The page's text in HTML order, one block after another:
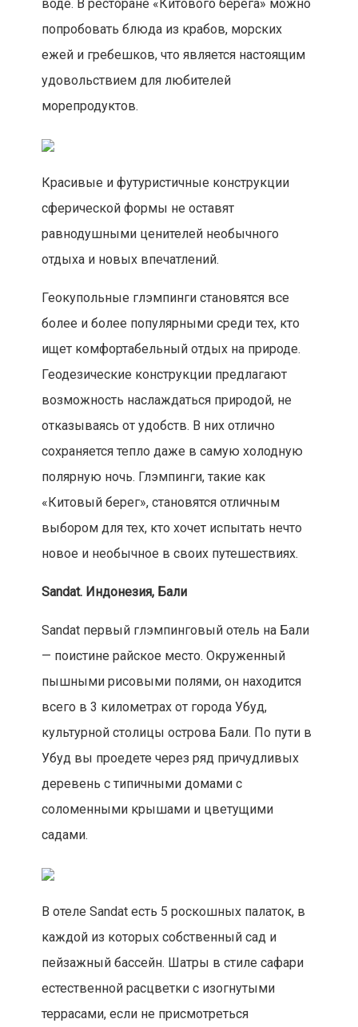
воде. В ресторане «Китового берега» можно
попробовать блюда из крабов, морских
ежей и гребешков, что является настоящим
удовольствием для любителей
морепродуктов.
Красивые и футуристичные конструкции
сферической формы не оставят
равнодушными ценителей необычного
отдыха и новых впечатлений.
Геокупольные глэмпинги становятся все
более и более популярными среди тех, кто
ищет комфортабельный отдых на природе.
Геодезические конструкции предлагают
возможность наслаждаться природой, не
отказываясь от удобств. В них отлично
сохраняется тепло даже в самую холодную
полярную ночь. Глэмпинги, такие как
«Китовый берег», становятся отличным
выбором для тех, кто хочет испытать нечто
новое и необычное в своих путешествиях.
Sandat. Индонезия, Бали
Sandat первый глэмпинговый отель на Бали
— поистине райское место. Окруженный
пышными рисовыми полями, он находится
всего в 3 километрах от города Убуд,
культурной столицы острова Бали. По пути в
Убуд вы проедете через ряд причудливых
деревень с типичными домами с
соломенными крышами и цветущими
садами.
В отеле Sandat есть 5 роскошных палаток, в
каждой из которых собственный сад и
пейзажный бассейн. Шатры в стиле сафари
естественной расцветки с изогнутыми
террасами, если не присмотреться